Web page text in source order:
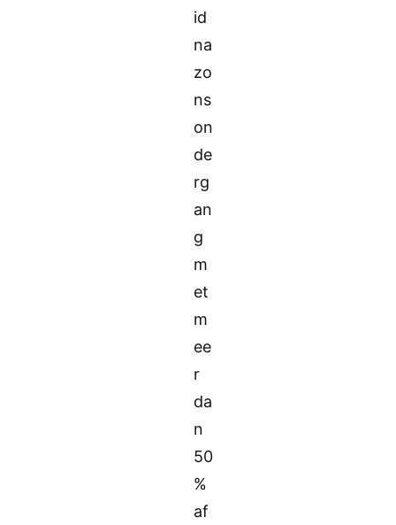
id
na
zo
ns
on
de
rg
an
g
m
et
m
ee
r
da
n
50
%
af